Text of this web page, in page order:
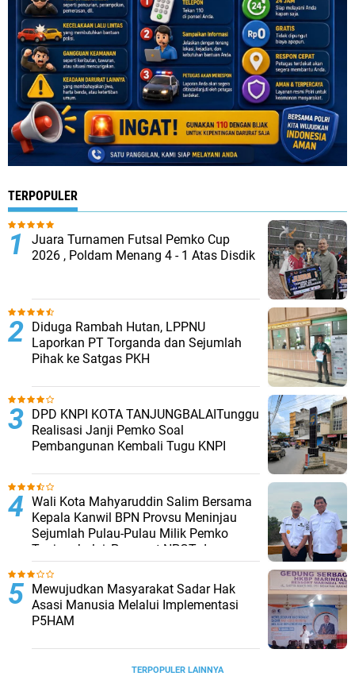
TERPOPULER
Juara Turnamen Futsal Pemko Cup
2026 , Poldam Menang 4 - 1 Atas Disdik
Diduga Rambah Hutan, LPPNU
Laporkan PT Torganda dan Sejumlah
Pihak ke Satgas PKH
DPD KNPI KOTA TANJUNGBALAITunggu
Realisasi Janji Pemko Soal
Pembangunan Kembali Tugu KNPI
Wali Kota Mahyaruddin Salim Bersama
Kepala Kanwil BPN Provsu Meninjau
Sejumlah Pulau-Pulau Milik Pemko
Tanjungbalai, Percepat NPGT dan
Sertifikasi Aset
Mewujudkan Masyarakat Sadar Hak
Asasi Manusia Melalui Implementasi
P5HAM
TERPOPULER LAINNYA